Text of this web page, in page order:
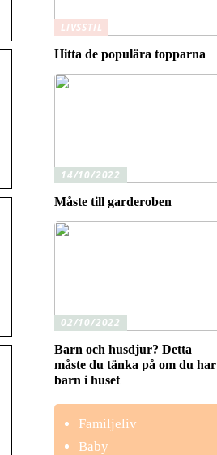
LIVSSTIL
Hitta de populära topparna
14/10/2022
Måste till garderoben
02/10/2022
Barn och husdjur? Detta
måste du tänka på om du har
barn i huset
Familjeliv
Baby